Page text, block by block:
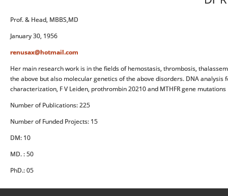
Prof. & Head, MBBS,MD
January 30, 1956
renusax@hotmail.com
Her main research work is in the fields of hemostasis, thrombosis,
the above but also molecular genetics of the above disorders. DNA
characterization, F V Leiden, prothrombin 20210 and MTHFR gene
Number of Publications: 225
Number of Funded Projects: 15
DM: 10
MD. : 50
PhD.: 05